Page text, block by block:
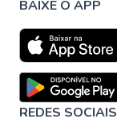
BAIXE O APP
REDES SOCIAIS